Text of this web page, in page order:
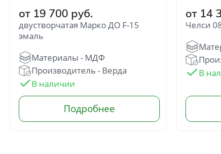
от 19 700 руб.
двустворчатая Марко ДО F-15
эмаль
Производитель - Верда
от 14
Челси